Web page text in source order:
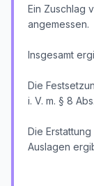
Ein Zuschlag
angemessen.
Insgesamt
Die
i. V. m. § 8
Die
Auslagen